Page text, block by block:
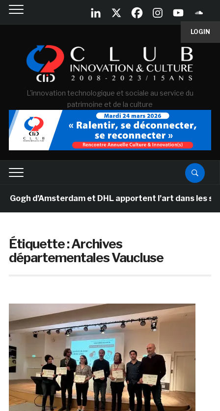
LOGIN
L'innovation technologique et sociale au service du
patrimoine et de la culture
d’Amsterdam et DHL apportent l’art dans les
Étiquette :Archives
départementales Vaucluse